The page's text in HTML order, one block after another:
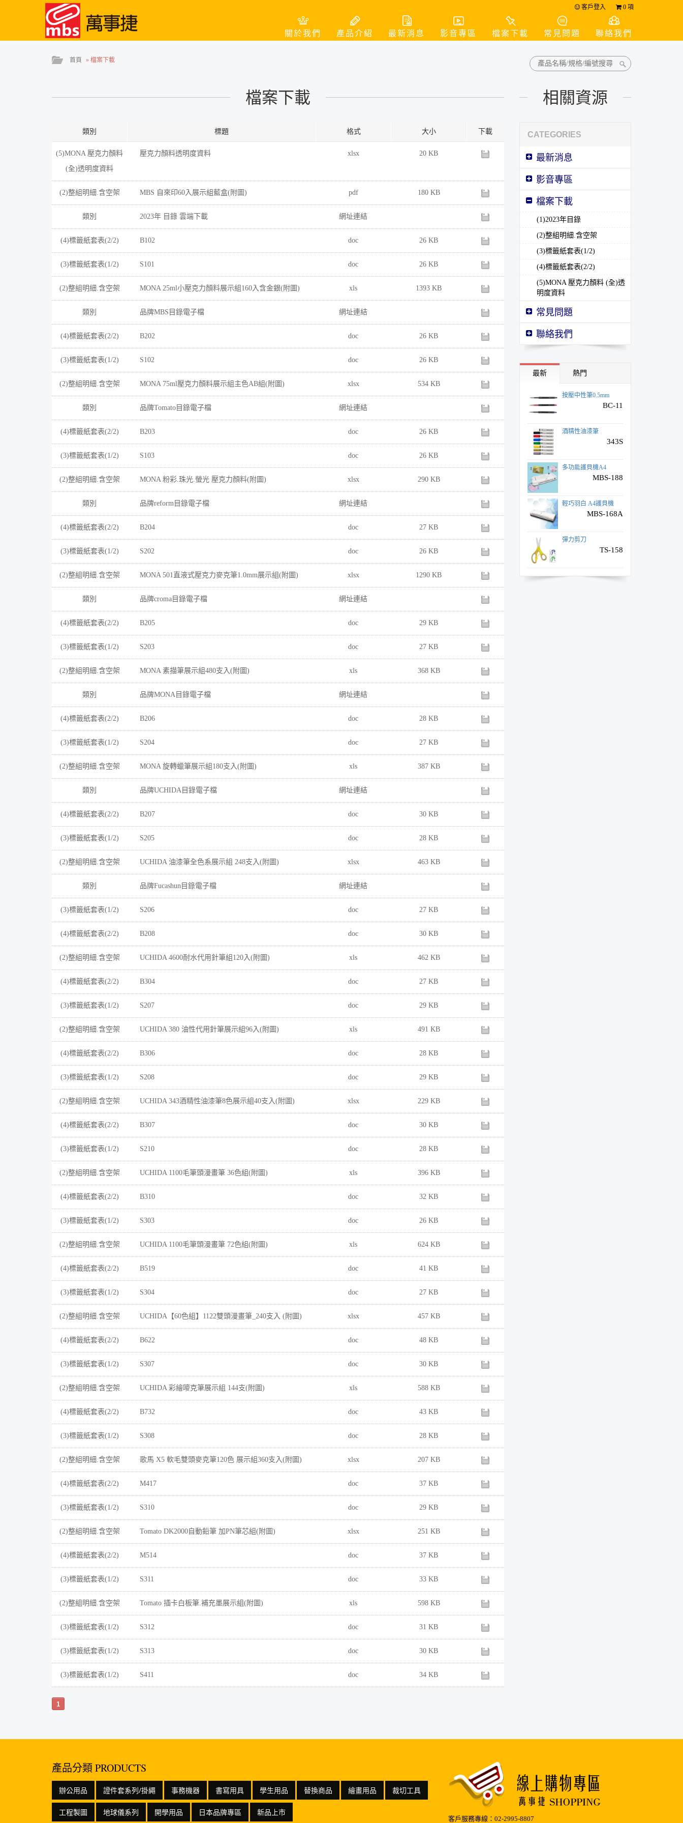
客戶登入 0 項
關於我們 產品介紹 最新消息 影音專區 檔案下載 常見問題 聯絡我們
首頁 » 檔案下載
檔案下載
類別 標題 格式 大小 下載
(5)MONA 壓克力顏料
(全)透明度資料
壓克力顏料透明度資料 xlsx 20 KB
(2)整組明細.含空架 MBS 自來印60入展示組藍盒(附圖) pdf 180 KB
類別 2023年 目錄 雲端下載 網址連結
(4)標籤紙套表(2/2) B102 doc 26 KB
(3)標籤紙套表(1/2) S101 doc 26 KB
(2)整組明細.含空架 MONA 25ml小壓克力顏料展示組160入含金銀(附圖) xls 1393 KB
類別 品牌MBS目錄電子檔 網址連結
(4)標籤紙套表(2/2) B202 doc 26 KB
(3)標籤紙套表(1/2) S102 doc 26 KB
(2)整組明細.含空架 MONA 75ml壓克力顏料展示組主色AB組(附圖) xlsx 534 KB
類別 品牌Tomato目錄電子檔 網址連結
(4)標籤紙套表(2/2) B203 doc 26 KB
(3)標籤紙套表(1/2) S103 doc 26 KB
(2)整組明細.含空架 MONA 粉彩.珠光.螢光 壓克力顏料(附圖) xlsx 290 KB
類別 品牌reform目錄電子檔 網址連結
(4)標籤紙套表(2/2) B204 doc 27 KB
(3)標籤紙套表(1/2) S202 doc 26 KB
(2)整組明細.含空架 MONA 501直液式壓克力麥克筆1.0mm展示組(附圖) xlsx 1290 KB
類別 品牌croma目錄電子檔 網址連結
(4)標籤紙套表(2/2) B205 doc 29 KB
(3)標籤紙套表(1/2) S203 doc 27 KB
(2)整組明細.含空架 MONA 素描筆展示組480支入(附圖) xls 368 KB
類別 品牌MONA目錄電子檔 網址連結
(4)標籤紙套表(2/2) B206 doc 28 KB
(3)標籤紙套表(1/2) S204 doc 27 KB
(2)整組明細.含空架 MONA 旋轉蠟筆展示組180支入(附圖) xls 387 KB
類別 品牌UCHIDA目錄電子檔 網址連結
(4)標籤紙套表(2/2) B207 doc 30 KB
(3)標籤紙套表(1/2) S205 doc 28 KB
(2)整組明細.含空架 UCHIDA 油漆筆全色系展示組 248支入(附圖) xlsx 463 KB
類別 品牌Fucashun目錄電子檔 網址連結
(3)標籤紙套表(1/2) S206 doc 27 KB
(4)標籤紙套表(2/2) B208 doc 30 KB
(2)整組明細.含空架 UCHIDA 4600耐水代用針筆組120入(附圖) xls 462 KB
(4)標籤紙套表(2/2) B304 doc 27 KB
(3)標籤紙套表(1/2) S207 doc 29 KB
(2)整組明細.含空架 UCHIDA 380 油性代用針筆展示組96入(附圖) xls 491 KB
(4)標籤紙套表(2/2) B306 doc 28 KB
(3)標籤紙套表(1/2) S208 doc 29 KB
(2)整組明細.含空架 UCHIDA 343酒精性油漆筆8色展示組40支入(附圖) xlsx 229 KB
(4)標籤紙套表(2/2) B307 doc 30 KB
(3)標籤紙套表(1/2) S210 doc 28 KB
(2)整組明細.含空架 UCHIDA 1100毛筆頭漫畫筆 36色組(附圖) xls 396 KB
(4)標籤紙套表(2/2) B310 doc 32 KB
(3)標籤紙套表(1/2) S303 doc 26 KB
(2)整組明細.含空架 UCHIDA 1100毛筆頭漫畫筆 72色組(附圖) xls 624 KB
(4)標籤紙套表(2/2) B519 doc 41 KB
(3)標籤紙套表(1/2) S304 doc 27 KB
(2)整組明細.含空架 UCHIDA【60色組】1122雙頭漫畫筆_240支入 (附圖) xlsx 457 KB
(4)標籤紙套表(2/2) B622 doc 48 KB
(3)標籤紙套表(1/2) S307 doc 30 KB
(2)整組明細.含空架 UCHIDA 彩繪嘜克筆展示組 144支(附圖) xls 588 KB
(4)標籤紙套表(2/2) B732 doc 43 KB
(3)標籤紙套表(1/2) S308 doc 28 KB
(2)整組明細.含空架 歌馬 X5 軟毛雙頭麥克筆120色 展示組360支入(附圖) xlsx 207 KB
(4)標籤紙套表(2/2) M417 doc 37 KB
(3)標籤紙套表(1/2) S310 doc 29 KB
(2)整組明細.含空架 Tomato DK2000自動鉛筆 加PN筆芯組(附圖) xlsx 251 KB
(4)標籤紙套表(2/2) M514 doc 37 KB
(3)標籤紙套表(1/2) S311 doc 33 KB
(2)整組明細.含空架 Tomato 插卡白板筆.補充墨展示組(附圖) xls 598 KB
(3)標籤紙套表(1/2) S312 doc 31 KB
(3)標籤紙套表(1/2) S313 doc 30 KB
(3)標籤紙套表(1/2) S411 doc 34 KB
1
相關資源
CATEGORIES
最新消息
影音專區
檔案下載
(1)2023年目錄
(2)整組明細.含空架
(3)標籤紙套表(1/2)
(4)標籤紙套表(2/2)
(5)MONA 壓克力顏料 (全)透
明度資料
常見問題
聯絡我們
最新 熱門
壓克力顏料 ７５ml
按壓中性筆0.5mm
BC-11
酒精性油漆筆
343S
多功能護貝機A4
MBS-188
輕巧羽白 A4護貝機
MBS-168A
彈力剪刀
TS-158
(新)筆夾式筆型圓規
產品分類 PRODUCTS
辦公用品 證件套系列/掛繩 事務機器 書寫用具 學生用品 替換商品 繪畫用品 裁切工具
工程製圖 地球儀系列 開學用品 日本品牌專區 新品上市
客戶服務專線：02-2995-8807